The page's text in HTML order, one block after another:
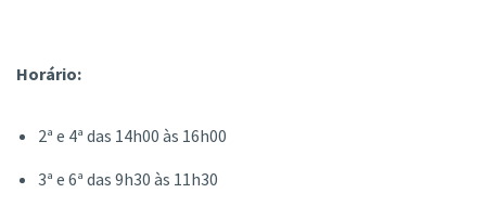
Horário:
2ª e 4ª das 14h00 às 16h00
3ª e 6ª das 9h30 às 11h30